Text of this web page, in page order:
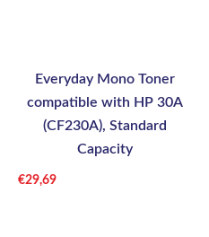
Everyday Mono Toner
compatible with HP 30A
(CF230A), Standard
Capacity
€29,69